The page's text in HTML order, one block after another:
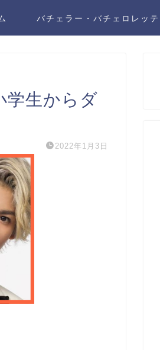
バチェラー・バチェロレッテ
学生からダ
2022年1月3日